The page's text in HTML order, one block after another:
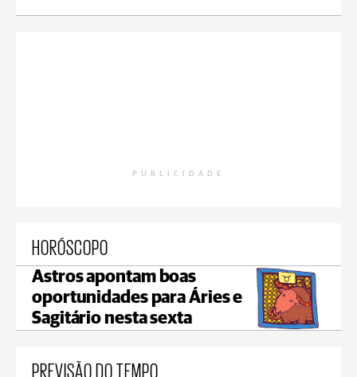
PUBLICIDADE
HORÓSCOPO
Astros apontam boas
oportunidades para Áries e
Sagitário nesta sexta
PREVISÃO DO TEMPO